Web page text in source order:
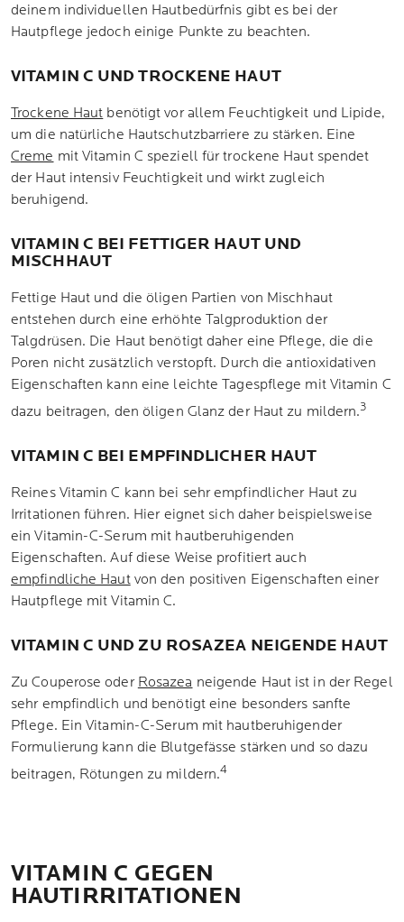
deinem individuellen Hautbedürfnis gibt es bei der
Hautpflege jedoch einige Punkte zu beachten.
VITAMIN C UND TROCKENE HAUT
Trockene Haut benötigt vor allem Feuchtigkeit und Lipide,
um die natürliche Hautschutzbarriere zu stärken. Eine
Creme mit Vitamin C speziell für trockene Haut spendet
der Haut intensiv Feuchtigkeit und wirkt zugleich
beruhigend.
VITAMIN C BEI FETTIGER HAUT UND
MISCHHAUT
Fettige Haut und die öligen Partien von Mischhaut
entstehen durch eine erhöhte Talgproduktion der
Talgdrüsen. Die Haut benötigt daher eine Pflege, die die
Poren nicht zusätzlich verstopft. Durch die antioxidativen
Eigenschaften kann eine leichte Tagespflege mit Vitamin C
dazu beitragen, den öligen Glanz der Haut zu mildern.3
VITAMIN C BEI EMPFINDLICHER HAUT
Reines Vitamin C kann bei sehr empfindlicher Haut zu
Irritationen führen. Hier eignet sich daher beispielsweise
ein Vitamin-C-Serum mit hautberuhigenden
Eigenschaften. Auf diese Weise profitiert auch
empfindliche Hautvon den positiven Eigenschaften einer
Hautpflege mit Vitamin C.
VITAMIN C UND ZU ROSAZEA NEIGENDE HAUT
Zu Couperose oder Rosazea neigende Haut ist in der Regel
sehr empfindlich und benötigt eine besonders sanfte
Pflege. Ein Vitamin-C-Serum mit hautberuhigender
Formulierung kann die Blutgefässe stärken und so dazu
beitragen, Rötungen zu mildern.4
VITAMIN C GEGEN
HAUTIRRITATIONEN